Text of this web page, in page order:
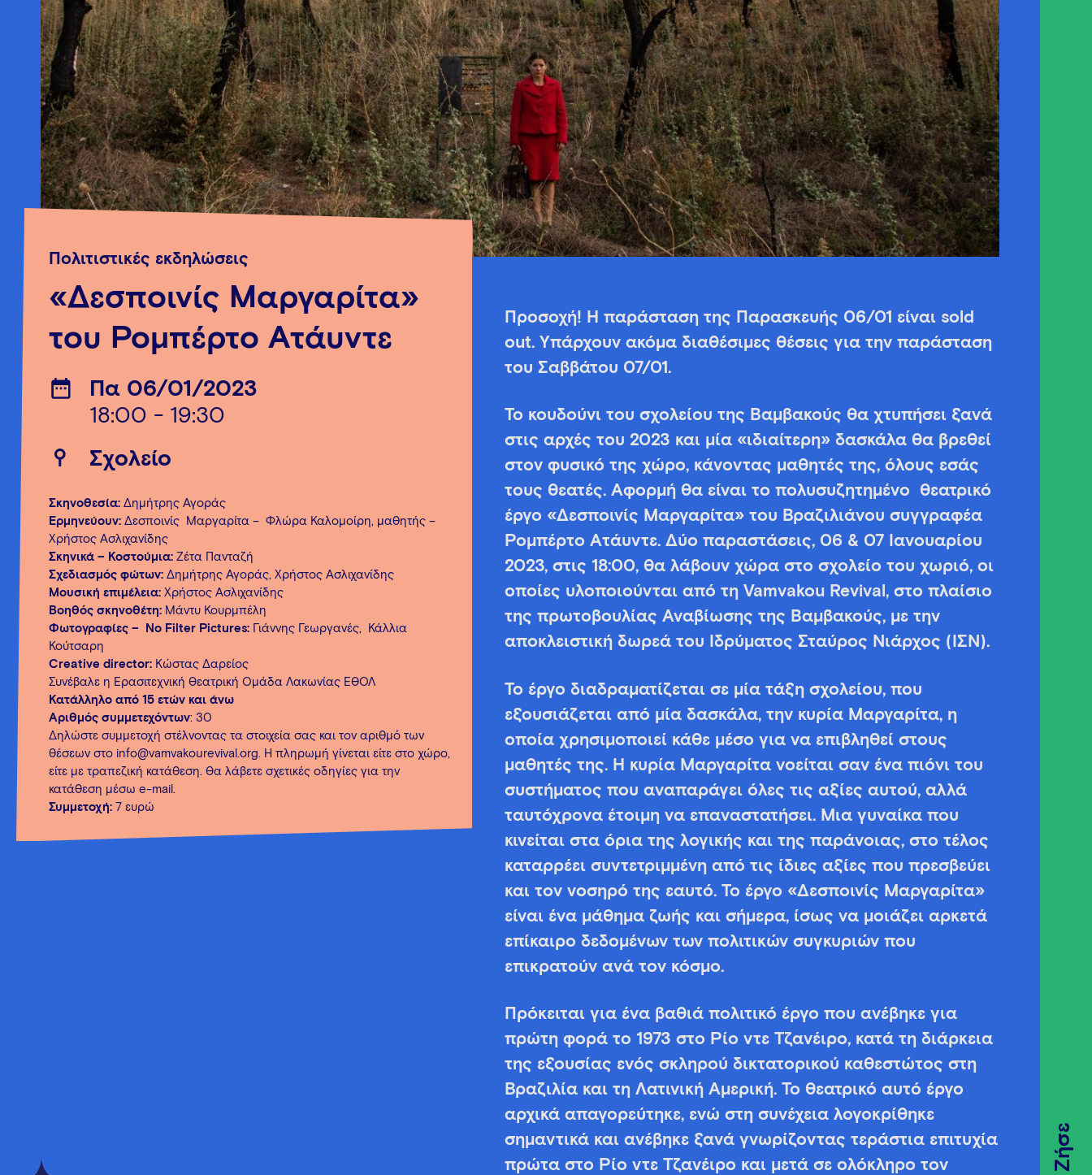
Ζήσε
Πολιτιστικές εκδηλώσεις
«Δεσποινίς Μαργαρίτα»
του Ρομπέρτο Ατάυντε
Πα 06/01/2023
18:00 - 19:30
Σχολείο
Σκηνοθεσία: Δημήτρης Αγοράς
Ερμηνεύουν: Δεσποινίς Μαργαρίτα – Φλώρα Καλομοίρη, μαθητής –
Χρήστος Ασλιχανίδης
Σκηνικά – Κοστούμια: Ζέτα Πανταζή
Σχεδιασμός φώτων: Δημήτρης Αγοράς, Χρήστος Ασλιχανίδης
Μουσική επιμέλεια: Χρήστος Ασλιχανίδης
Βοηθός σκηνοθέτη: Mάντυ Κουρμπέλη
Φωτογραφίες – No Filter Pictures: Γιάννης Γεωργανές, Κάλλια
Κούτσαρη
Creative director: Κώστας Δαρείος
Συνέβαλε η Ερασιτεχνική Θεατρική Ομάδα Λακωνίας ΕΘΟΛ
Κατάλληλο από 15 ετών και άνω
Αριθμός συμμετεχόντων: 30
Δηλώστε συμμετοχή στέλνοντας τα στοιχεία σας και τον αριθμό των
θέσεων στο info@vamvakourevival.org. Η πληρωμή γίνεται είτε στο χώρο,
είτε με τραπεζική κατάθεση. Θα λάβετε σχετικές οδηγίες για την
κατάθεση μέσω e-mail.
Συμμετοχή: 7 ευρώ
Προσοχή! Η παράσταση της Παρασκευής 06/01 είναι sold
out. Υπάρχουν ακόμα διαθέσιμες θέσεις για την παράσταση
του Σαββάτου 07/01.
Το κουδούνι του σχολείου της Βαμβακούς θα χτυπήσει ξανά
στις αρχές του 2023 και μία «ιδιαίτερη» δασκάλα θα βρεθεί
στον φυσικό της χώρο, κάνοντας μαθητές της, όλους εσάς
τους θεατές. Αφορμή θα είναι το πολυσυζητημένο θεατρικό
έργο «Δεσποινίς Μαργαρίτα» του Βραζιλιάνου συγγραφέα
Ρομπέρτο Ατάυντε. Δύο παραστάσεις, 06 & 07 Ιανουαρίου
2023, στις 18:00, θα λάβουν χώρα στο σχολείο του χωριό, οι
οποίες υλοποιούνται από τη Vamvakou Revival, στο πλαίσιο
της πρωτοβουλίας Αναβίωσης της Βαμβακούς, με την
αποκλειστική δωρεά του Ιδρύματος Σταύρος Νιάρχος (ΙΣΝ).
Το έργο διαδραματίζεται σε μία τάξη σχολείου, που
εξουσιάζεται από μία δασκάλα, την κυρία Μαργαρίτα, η
οποία χρησιμοποιεί κάθε μέσο για να επιβληθεί στους
μαθητές της. Η κυρία Μαργαρίτα νοείται σαν ένα πιόνι του
συστήματος που αναπαράγει όλες τις αξίες αυτού, αλλά
ταυτόχρονα έτοιμη να επαναστατήσει. Μια γυναίκα που
κινείται στα όρια της λογικής και της παράνοιας, στο τέλος
καταρρέει συντετριμμένη από τις ίδιες αξίες που πρεσβεύει
και τον νοσηρό της εαυτό. Το έργο «Δεσποινίς Μαργαρίτα»
είναι ένα μάθημα ζωής και σήμερα, ίσως να μοιάζει αρκετά
επίκαιρο δεδομένων των πολιτικών συγκυριών που
επικρατούν ανά τον κόσμο.
Πρόκειται για ένα βαθιά πολιτικό έργο που ανέβηκε για
πρώτη φορά το 1973 στο Ρίο ντε Τζανέιρο, κατά τη διάρκεια
της εξουσίας ενός σκληρού δικτατορικού καθεστώτος στη
Βραζιλία και τη Λατινική Αμερική. Το θεατρικό αυτό έργο
αρχικά απαγορεύτηκε, ενώ στη συνέχεια λογοκρίθηκε
σημαντικά και ανέβηκε ξανά γνωρίζοντας τεράστια επιτυχία
πρώτα στο Ρίο ντε Τζανέιρο και μετά σε ολόκληρο τον